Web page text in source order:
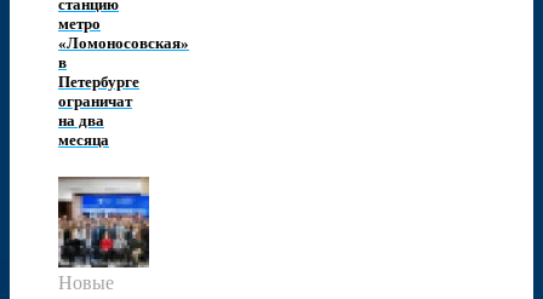
станцию
метро
«Ломоносовская»
в
Петербурге
ограничат
на два
месяца
Новые